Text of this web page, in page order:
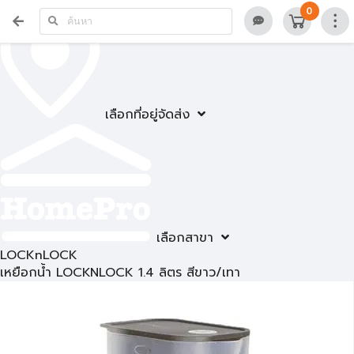
เลือกที่อยู่จัดส่ง
เลือกสาขา
0
LOCKnLOCK
เหยือกน้ำ LOCKNLOCK 1.4 ลิตร สีขาว/เทา